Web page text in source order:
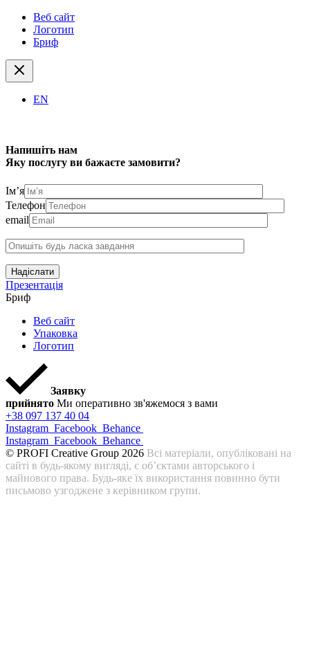
Веб сайт
Логотип
Бриф
EN
Напишіть нам
Яку послугу ви бажаєте замовити?
Ім’я
Телефон
email
Надіслати
Презентація
Бриф
Веб сайт
Упаковка
Логотип
Заявку
прийнято Ми оперативно зв'яжемося з вами
+38 097 137 40 04
Instagram Facebook Behance
Instagram Facebook Behance
© PROFI Creative Group 2026 Всі матеріали, опубліковані на
сайті в будь-якому вигляді, є об’єктами авторського і
майнового права. Будь-яке їх використання повинно бути
письмово узгоджене з керівником групи.